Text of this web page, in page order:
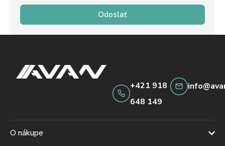
Odoslať
+421 918
648 149
O nákupe